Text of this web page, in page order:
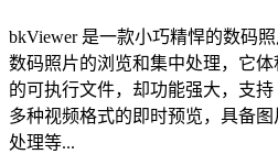
bkViewer 是一款小巧精悍的数码
数码照片的浏览和集中处理，它
的可执行文件，却功能强大，支
多种视频格式的即时预览，具备
处理等...